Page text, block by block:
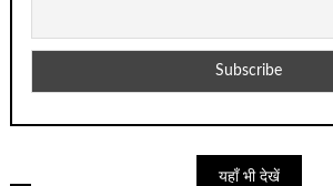
यहाँ भी देखें